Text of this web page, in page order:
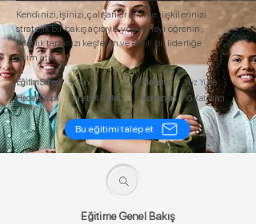
Kendinizi, işinizi, çalışanlarınızı ve ilişkilerinizi
stratejik bir bakış açısıyla yönetmeyi öğrenin;
liderlik tarzınızı keşfedin ve etkili bir liderliğe
adım atın.
Eğitim Süresi : 9 Gün Platform:
Yüz Yüze
Hedef Grup :
Yönetsel Roller Kontenjan : 16 Katılımcı
Bu eğitimi talep et
Eğitime Genel Bakış